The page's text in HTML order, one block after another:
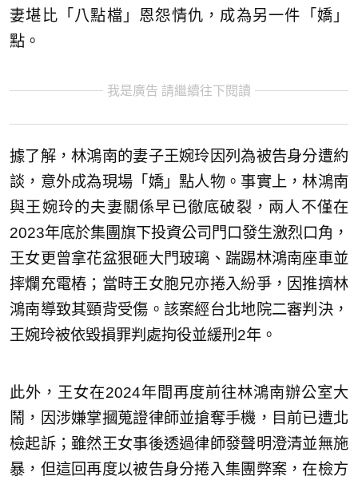
妻堪比「八點檔」恩怨情仇，成為另一件「嬌」
點。
我是廣告 請繼續往下閱讀
據了解，林鴻南的妻子王婉玲因列為被告身分遭約
談，意外成為現場「嬌」點人物。事實上，林鴻南
與王婉玲的夫妻關係早已徹底破裂，兩人不僅在
2023年底於集團旗下投資公司門口發生激烈口角，
王女更曾拿花盆狠砸大門玻璃、踹踢林鴻南座車並
摔爛充電樁；當時王女胞兄亦捲入紛爭，因推擠林
鴻南導致其頸背受傷。該案經台北地院二審判決，
王婉玲被依毀損罪判處拘役並緩刑2年。
此外，王女在2024年間再度前往林鴻南辦公室大
鬧，因涉嫌掌摑蒐證律師並搶奪手機，目前已遭北
檢起訴；雖然王女事後透過律師發聲明澄清並無施
暴，但這回再度以被告身分捲入集團弊案，在檢方